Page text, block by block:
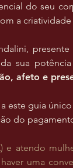
do seu
a criatividade
presente
sua
afeto e
este guia
do
e atendo
uma